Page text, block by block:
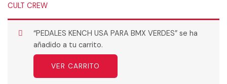
CULT CREW
“PEDALES KENCH USA PARA BMX VERDES” se ha
añadido a tu carrito.
VER CARRITO